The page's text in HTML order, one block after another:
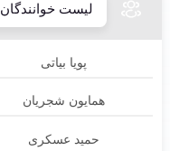
لیست خوانندگان
پویا بیاتی
همایون شجریان
حمید عسکری